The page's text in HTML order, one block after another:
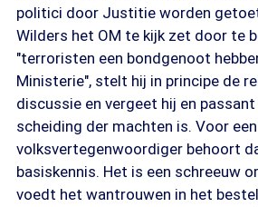
politici door Justitie worden
Wilders het OM te kijk zet door te
"terroristen een bondgenoot
Ministerie", stelt hij in principe de
discussie en vergeet hij en
scheiding der machten is. Voor een
volksvertegenwoordiger behoort
basiskennis. Het is een schreeuw
voedt het wantrouwen in het